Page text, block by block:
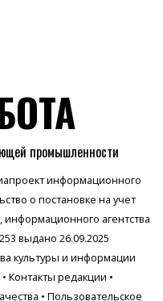
промышленности
информационного
о постановке на учет
агентства
выдано 26.09.2025
культуры и информации
• Контакты редакции •
• Пользовательское